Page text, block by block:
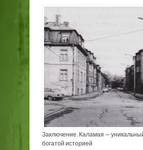
Заключение. Каламая —
богатой историей